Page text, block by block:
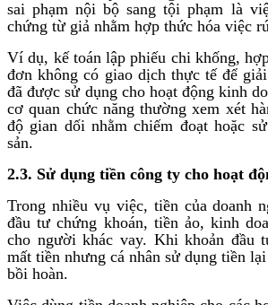
sai phạm nội bộ sang tội phạm là
chứng từ giả nhằm hợp thức hóa việc
Ví dụ, kế toán lập phiếu chi khống,
đơn không có giao dịch thực tế để
đã được sử dụng cho hoạt động kinh
cơ quan chức năng thường xem xét
độ gian dối nhằm chiếm đoạt hoặc
sản.
2.3. Sử dụng tiền công ty cho hoạt
Trong nhiều vụ việc, tiền của doanh
đầu tư chứng khoán, tiền ảo, kinh
cho người khác vay. Khi khoản đầu
mất tiền nhưng cá nhân sử dụng tiền
bồi hoàn.